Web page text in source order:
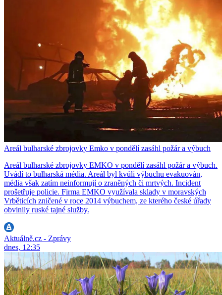
Areál bulharské zbrojovky Emko v pondělí zasáhl požár a výbuch
Areál bulharské zbrojovky EMKO v pondělí zasáhl požár a výbuch.
Uvádí to bulharská média. Areál byl kvůli výbuchu evakuován,
média však zatím neinformují o zraněných či mrtvých. Incident
prošetřuje policie. Firma EMKO využívala sklady v moravských
Vrběticích zničené v roce 2014 výbuchem, ze kterého české úřady
obvinily ruské tajné služby.
Aktuálně.cz - Zprávy
dnes, 12:35